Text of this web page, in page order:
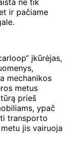
ir pačiame
įkūrėjas,
mechanikos
metus
prieš
ypač
transporto
jis vairuoja